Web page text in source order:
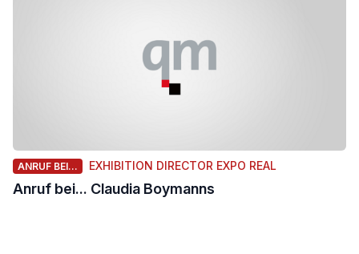
ANRUF BEI... EXHIBITION DIRECTOR EXPO REAL
Anruf bei... Claudia Boymanns